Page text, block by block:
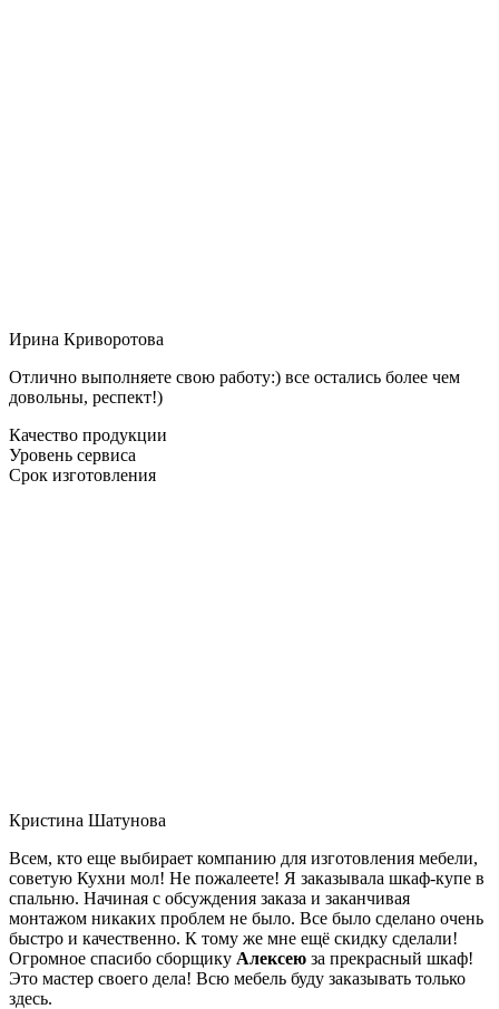
Ирина Криворотова
Отлично выполняете свою работу:) все остались более чем
довольны, респект!)
Качество продукции
Уровень сервиса
Срок изготовления
Кристина Шатунова
Всем, кто еще выбирает компанию для изготовления мебели,
советую Кухни мол! Не пожалеете! Я заказывала шкаф-купе в
спальню. Начиная с обсуждения заказа и заканчивая
монтажом никаких проблем не было. Все было сделано очень
быстро и качественно. К тому же мне ещё скидку сделали!
Огромное спасибо сборщику Алексею за прекрасный шкаф!
Это мастер своего дела! Всю мебель буду заказывать только
здесь.